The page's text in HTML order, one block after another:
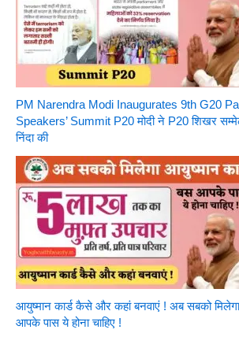
PM Narendra Modi Inaugurates 9th G20
Speakers’ Summit P20 मोदी ने P20 शिखर
निंदा की
आयुष्मान कार्ड कैसे और कहां बनवाएं ! अब सबको
आपके पास ये होना चाहिए !